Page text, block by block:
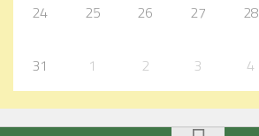
24 25 26 27 28
31 1 2 3 4